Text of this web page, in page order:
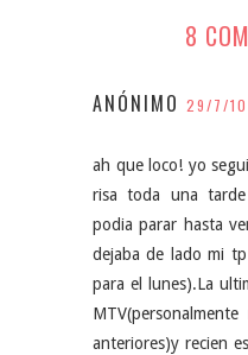
8
ANÓNIMO 29/7/10
ah que loco! yo
risa toda una
podia parar hasta
dejaba de lado mi
para el lunes).La
anteriores)y recien